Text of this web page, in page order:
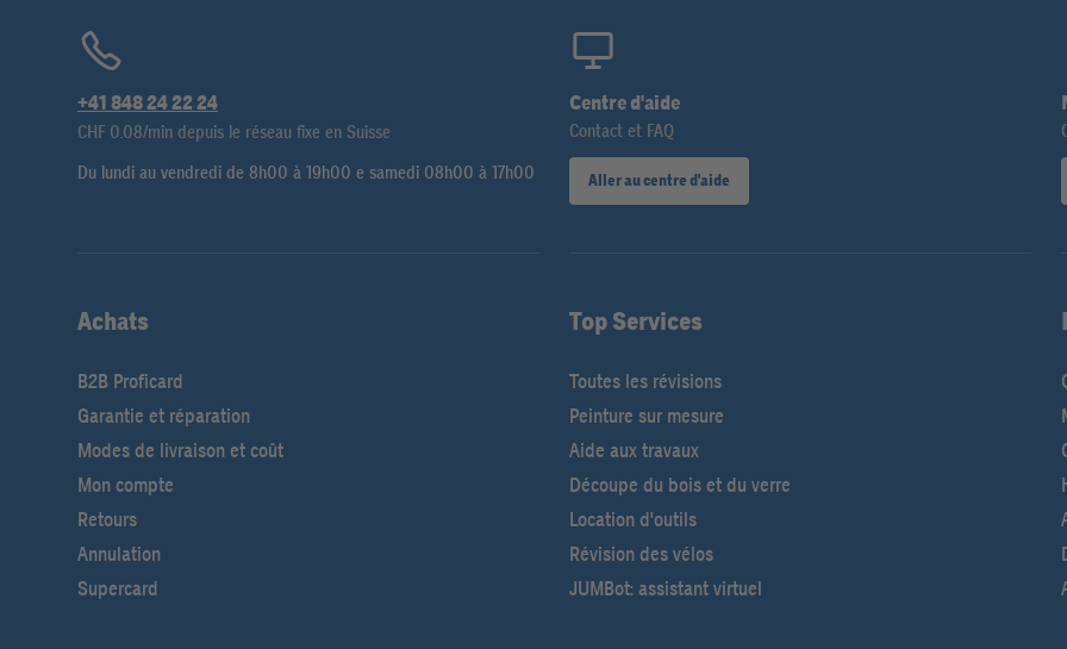
+41 848 24 22 24
CHF 0.08/min depuis le réseau fixe en Suisse
Du lundi au vendredi de 8h00 à 19h00 e samedi 08h00 à 17h00
Centre d'aide
Contact et FAQ
Aller au centre d'aide
Achats
B2B Proficard
Garantie et réparation
Modes de livraison et coût
Mon compte
Retours
Annulation
Supercard
Top Services
Toutes les révisions
Peinture sur mesure
Aide aux travaux
Découpe du bois et du verre
Location d'outils
Révision des vélos
JUMBot: assistant virtuel